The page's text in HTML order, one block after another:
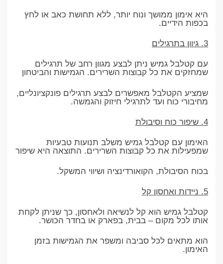
היא אימון ממושך ונוח יותר, ללא תחושת כאב או לחץ
בכפות הידיים.
3. גיוון בתרגילים
עם קטלבל גמיש ניתן לבצע מגוון רחב של תרגילים
שמחזקים את כל קבוצות השרירים. הגמישות והביטחון
שמציע הקטלבל מאפשרים לבצע תרגילים פונקציונליים,
מחיבורי כוח ועד לתרגילי חיזוק והגמשה.
4. שיפור כוח וסיבולת
האימון עם קטלבל גמיש משלב תנועות טבעיות
שמפעילות את כל קבוצות השרירים. התוצאה היא שיפור
בכוח הסיבולת, הקואורדינציה ושיווי המשקל.
5. ניידות ואחסון קל
קטלבל גמיש הוא קל לנשיאה ולאחסון, כך שניתן לקחת
אותו לכל מקום – בבית, בפארק או בחדר הכושר.
הוא מתאים לכל סביבה ומשפר את הגמישות בזמן
האימון.